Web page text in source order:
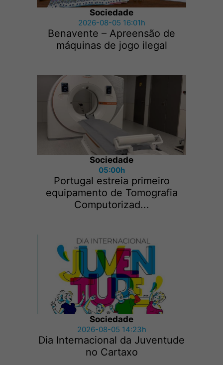
Sociedade
2026-08-05 16:01h
Benavente – Apreensão de
máquinas de jogo ilegal
Sociedade
05:00h
Portugal estreia primeiro
equipamento de Tomografia
Computorizad...
Sociedade
2026-08-05 14:23h
Dia Internacional da Juventude
no Cartaxo